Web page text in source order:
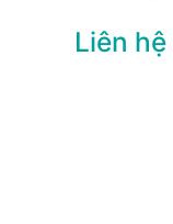
Liên hệ